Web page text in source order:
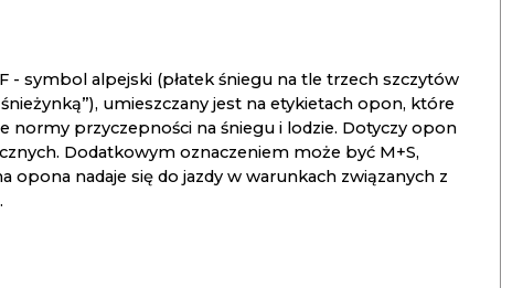
- symbol alpejski (płatek śniegu na tle trzech szczytów
umieszczany jest na etykietach opon, które
normy przyczepności na śniegu i lodzie. Dotyczy opon
Dodatkowym oznaczeniem może być M+S,
opona nadaje się do jazdy w warunkach związanych z